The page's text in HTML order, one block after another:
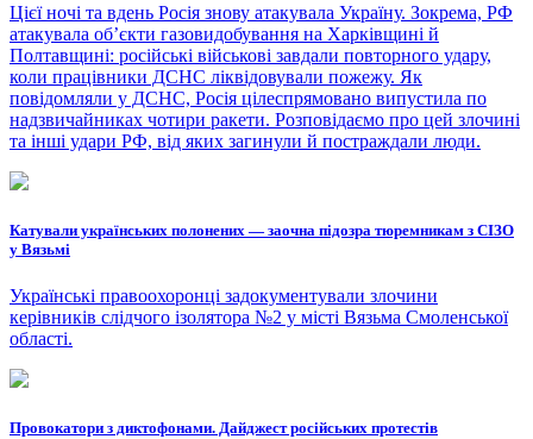
Цієї ночі та вдень Росія знову атакувала Україну. Зокрема, РФ
атакувала обʼєкти газовидобування на Харківщині й
Полтавщині: російські військові завдали повторного удару,
коли працівники ДСНС ліквідовували пожежу. Як
повідомляли у ДСНС, Росія цілеспрямовано випустила по
надзвичайниках чотири ракети. Розповідаємо про цей злочині
та інші удари РФ, від яких загинули й постраждали люди.
Катували українських полонених — заочна підозра тюремникам з СІЗО
у Вязьмі
Українські правоохоронці задокументували злочини
керівників слідчого ізолятора №2 у місті Вязьма Смоленської
області.
Провокатори з диктофонами. Дайджест російських протестів